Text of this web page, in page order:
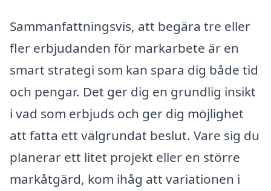
Sammanfattningsvis, att begära tre eller
fler erbjudanden för markarbete är en
smart strategi som kan spara dig både tid
och pengar. Det ger dig en grundlig insikt
i vad som erbjuds och ger dig möjlighet
att fatta ett välgrundat beslut. Vare sig du
planerar ett litet projekt eller en större
markåtgärd, kom ihåg att variationen i